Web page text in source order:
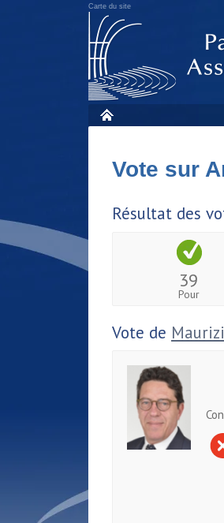
Carte du site
Vote sur
Résultat des
39
Pour
Vote de